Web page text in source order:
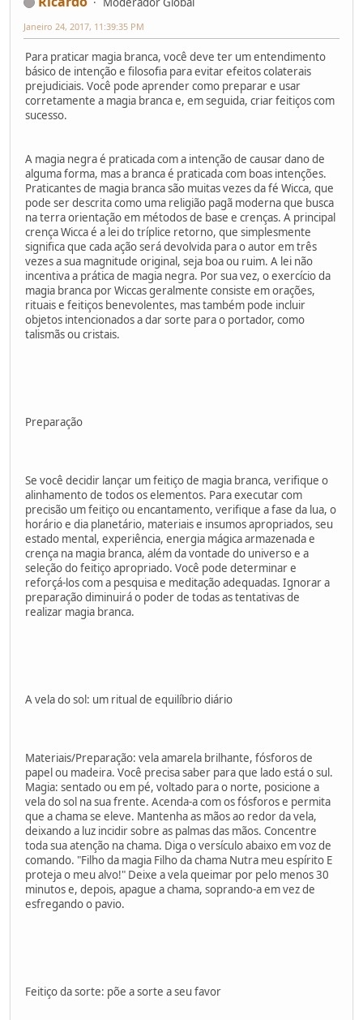
Janeiro 24, 2017, 11:39:35 PM
Para praticar magia branca, você deve ter um entendimento
básico de intenção e filosofia para evitar efeitos colaterais
prejudiciais. Você pode aprender como preparar e usar
corretamente a magia branca e, em seguida, criar feitiços com
sucesso.
A magia negra é praticada com a intenção de causar dano de
alguma forma, mas a branca é praticada com boas intenções.
Praticantes de magia branca são muitas vezes da fé Wicca, que
pode ser descrita como uma religião pagã moderna que busca
na terra orientação em métodos de base e crenças. A principal
crença Wicca é a lei do tríplice retorno, que simplesmente
significa que cada ação será devolvida para o autor em três
vezes a sua magnitude original, seja boa ou ruim. A lei não
incentiva a prática de magia negra. Por sua vez, o exercício da
magia branca por Wiccas geralmente consiste em orações,
rituais e feitiços benevolentes, mas também pode incluir
objetos intencionados a dar sorte para o portador, como
talismãs ou cristais.
Preparação
Se você decidir lançar um feitiço de magia branca, verifique o
alinhamento de todos os elementos. Para executar com
precisão um feitiço ou encantamento, verifique a fase da lua, o
horário e dia planetário, materiais e insumos apropriados, seu
estado mental, experiência, energia mágica armazenada e
crença na magia branca, além da vontade do universo e a
seleção do feitiço apropriado. Você pode determinar e
reforçá-los com a pesquisa e meditação adequadas. Ignorar a
preparação diminuirá o poder de todas as tentativas de
realizar magia branca.
A vela do sol: um ritual de equilíbrio diário
Materiais/Preparação: vela amarela brilhante, fósforos de
papel ou madeira. Você precisa saber para que lado está o sul.
Magia: sentado ou em pé, voltado para o norte, posicione a
vela do sol na sua frente. Acenda-a com os fósforos e permita
que a chama se eleve. Mantenha as mãos ao redor da vela,
deixando a luz incidir sobre as palmas das mãos. Concentre
toda sua atenção na chama. Diga o versículo abaixo em voz de
comando. "Filho da magia Filho da chama Nutra meu espírito E
proteja o meu alvo!" Deixe a vela queimar por pelo menos 30
minutos e, depois, apague a chama, soprando-a em vez de
esfregando o pavio.
Feitiço da sorte: põe a sorte a seu favor